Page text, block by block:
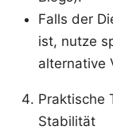
Falls der
ist, nutze
alternative
Praktische
Stabilität